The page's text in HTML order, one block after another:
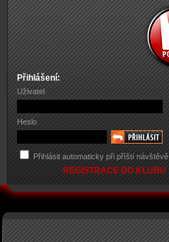
Přihlášení:
Uživatel
Heslo
Přihlásit automaticky při příští návštěvě
REGISTRACE DO KLUBU